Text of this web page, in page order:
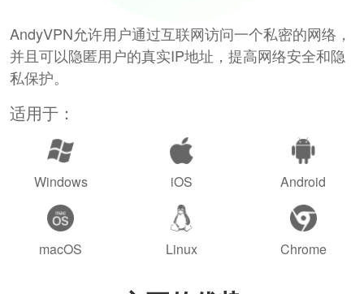
AndyVPN允许用户通过互联网访问一个私密的网络，
并且可以隐匿用户的真实IP地址，提高网络安全和隐
私保护。
适用于：
Windows iOS Android
macOS Linux Chrome